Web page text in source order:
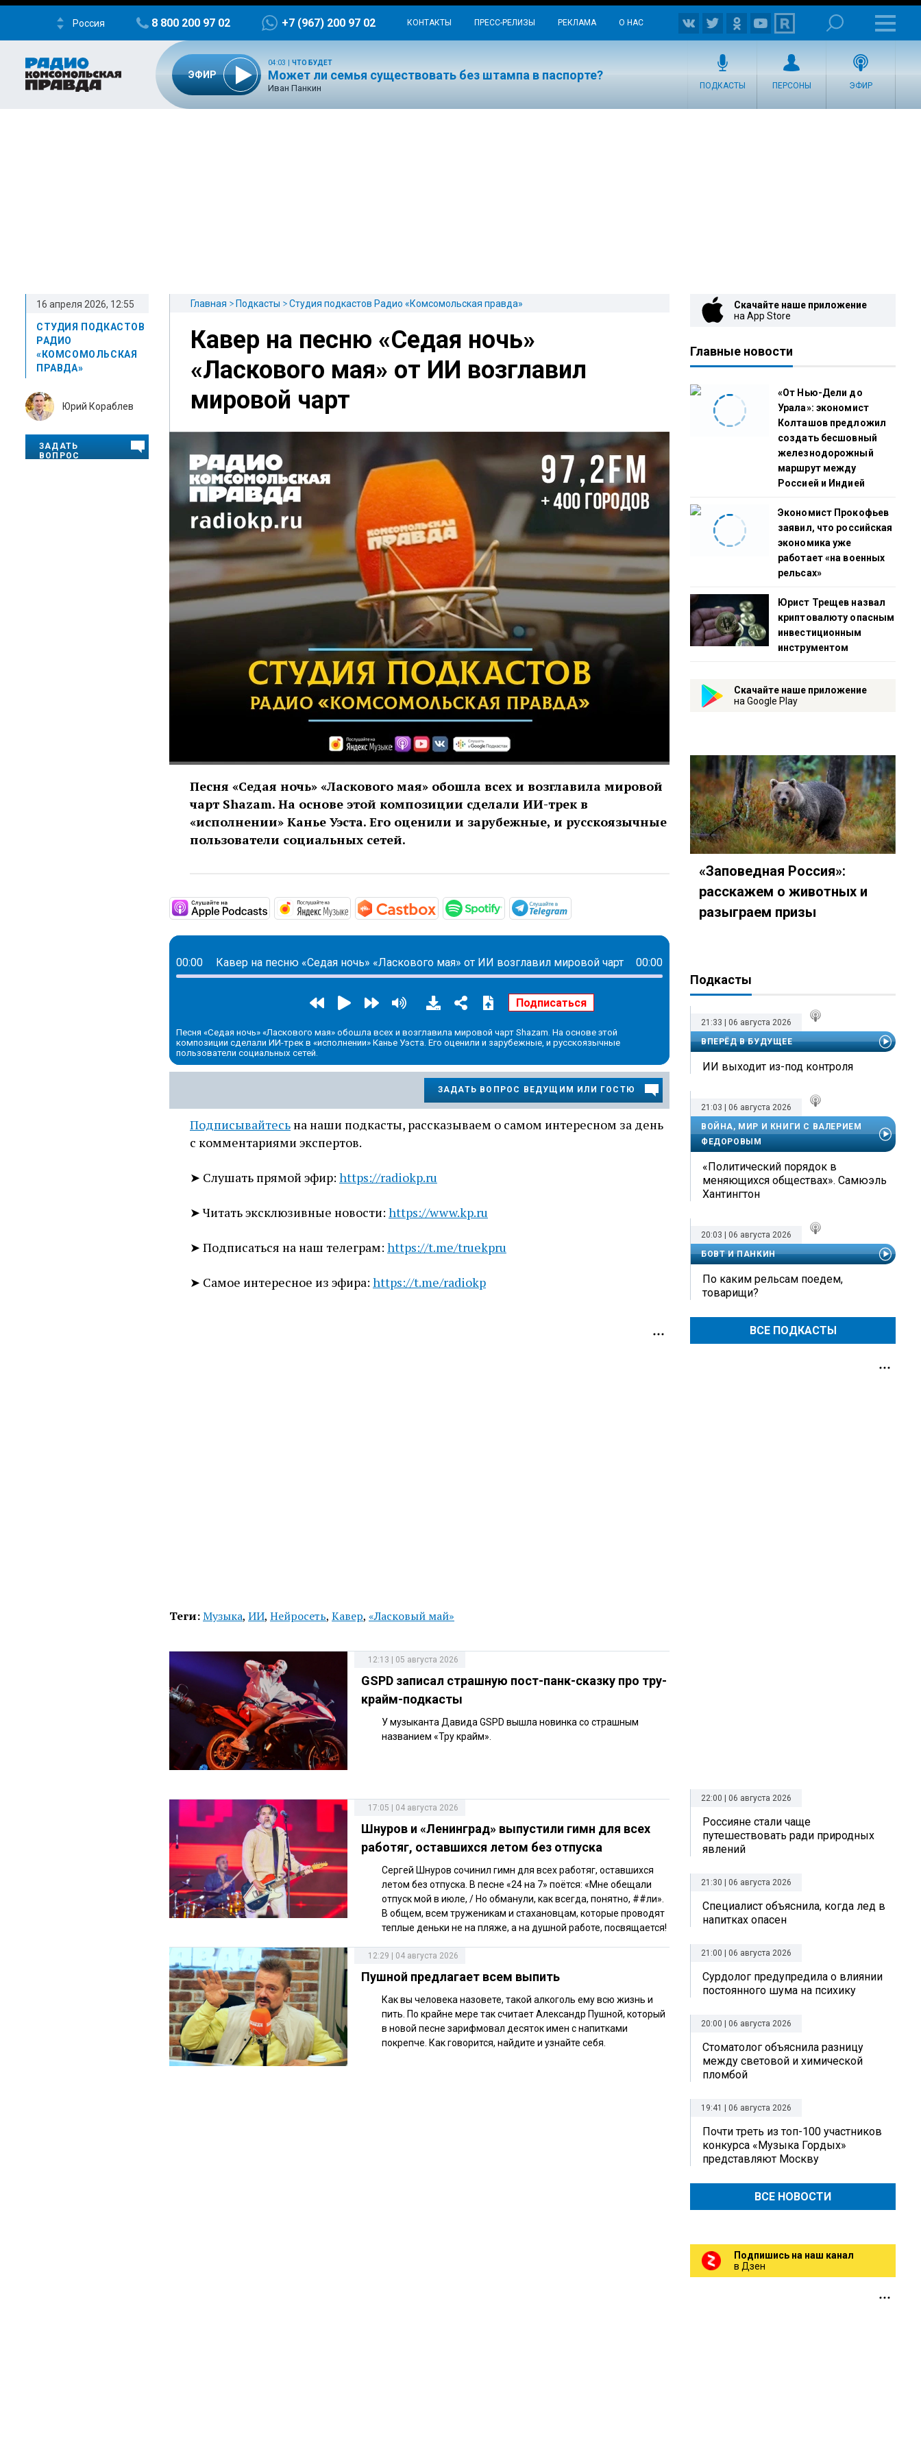
Россия 8 800 200 97 02 +7 (967) 200 97 02 КОНТАКТЫ ПРЕСС-РЕЛИЗЫ РЕКЛАМА О НАС
ЭФИР
04:03 ЧТО БУДЕТ
Может ли семья существовать без штампа в паспорте?
Иван Панкин ПОДКАСТЫ ПЕРСОНЫ ЭФИР
Главная Подкасты Студия подкастов Радио «Комсомольская правда»
Кавер на песню «Седая ночь»
«Ласкового мая» от ИИ возглавил
мировой чарт
Песня «Седая ночь» «Ласкового мая» обошла всех и возглавила мировой
чарт Shazam. На основе этой композиции сделали ИИ-трек в
«исполнении» Канье Уэста. Его оценили и зарубежные, и русскоязычные
пользователи социальных сетей.
https://podcasts.apple.com/ru/podcast/студия-подкастов-радио-комсомольская-прав…
https://music.yandex.ru/album/11930969
https://castbox.fm/channel/Студия-подкастов-Радио-«Комсомольская-правда»-id3294…
https://open.spotify.com/show/3AFMp4cw36PPm2VnjuvrNa
https://t.me/mavestreambot/app?startapp=rkp-studija-
00:00 Кавер на песню «Седая ночь» «Ласкового мая» от ИИ возглавил мировой чарт 00:00
Песня «Седая ночь» «Ласкового мая» обошла всех и возглавила мировой чарт Shazam. На основе этой
композиции сделали ИИ-трек в «исполнении» Канье Уэста. Его оценили и зарубежные, и русскоязычные
пользователи социальных сетей.
ЗАДАТЬ ВОПРОС ВЕДУЩИМ ИЛИ ГОСТЮ
Подписывайтесьна наши подкасты, рассказываем о самом интересном за день
с комментариями экспертов.
➤ Слушать прямой эфир: https://radiokp.ru
➤ Читать эксклюзивные новости: https://www.kp.ru
➤ Подписаться на наш телеграм: https://t.me/truekpru
➤ Самое интересное из эфира: https://t.me/radiokp
16 апреля 2026, 12:55
СТУДИЯ ПОДКАСТОВ
РАДИО
«КОМСОМОЛЬСКАЯ
ПРАВДА»
Юрий Кораблев
ЗАДАТЬ
ВОПРОС
Теги:Музыка, ИИ, Нейросеть, Кавер, «Ласковый май»
12:13 | 05 августа 2026
GSPD записал страшную пост-панк-сказку про тру-
крайм-подкасты
У музыканта Давида GSPD вышла новинка со страшным
названием «Тру крайм».
17:05 | 04 августа 2026
Шнуров и «Ленинград» выпустили гимн для всех
работяг, оставшихся летом без отпуска
Сергей Шнуров сочинил гимн для всех работяг, оставшихся
летом без отпуска. В песне «24 на 7» поётся: «Мне обещали
отпуск мой в июле, / Но обманули, как всегда, понятно, ##ли».
В общем, всем труженикам и стахановцам, которые проводят
теплые деньки не на пляже, а на душной работе, посвящается!
12:29 | 04 августа 2026
Пушной предлагает всем выпить
Как вы человека назовете, такой алкоголь ему всю жизнь и
пить. По крайне мере так считает Александр Пушной, который
в новой песне зарифмовал десяток имен с напитками
покрепче. Как говорится, найдите и узнайте себя.
Скачайте наше приложение
на App Store
Главные новости
«От Нью-Дели до
Урала»: экономист
Колташов предложил
создать бесшовный
железнодорожный
маршрут между
Россией и Индией
Экономист Прокофьев
заявил, что российская
экономика уже
работает «на военных
рельсах»
Юрист Трещев назвал
криптовалюту опасным
инвестиционным
инструментом
Скачайте наше приложение
на Google Play
«Заповедная Россия»:
расскажем о животных и
разыграем призы
Подкасты
21:33 | 06 августа 2026
ВПЕРЁД В БУДУЩЕЕ
ИИ выходит из-под контроля
21:03 | 06 августа 2026
ВОЙНА, МИР И КНИГИ С ВАЛЕРИЕМ
ФЕДОРОВЫМ
«Политический порядок в
меняющихся обществах». Самюэль
Хантингтон
20:03 | 06 августа 2026
БОВТ И ПАНКИН
По каким рельсам поедем,
товарищи?
ВСЕ ПОДКАСТЫ
22:00 | 06 августа 2026
Россияне стали чаще
путешествовать ради природных
явлений
21:30 | 06 августа 2026
Специалист объяснила, когда лед в
напитках опасен
21:00 | 06 августа 2026
Сурдолог предупредила о влиянии
постоянного шума на психику
20:00 | 06 августа 2026
Стоматолог объяснила разницу
между световой и химической
пломбой
19:41 | 06 августа 2026
Почти треть из топ-100 участников
конкурса «Музыка Гордых»
представляют Москву
ВСЕ НОВОСТИ
Подпишись на наш канал
в Дзен